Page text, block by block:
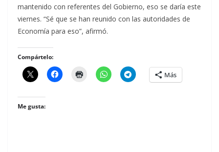
mantenido con referentes del Gobierno, eso se daría este
viernes. “Sé que se han reunido con las autoridades de
Economía para eso”, afirmó.
Compártelo:
Más
Me gusta: